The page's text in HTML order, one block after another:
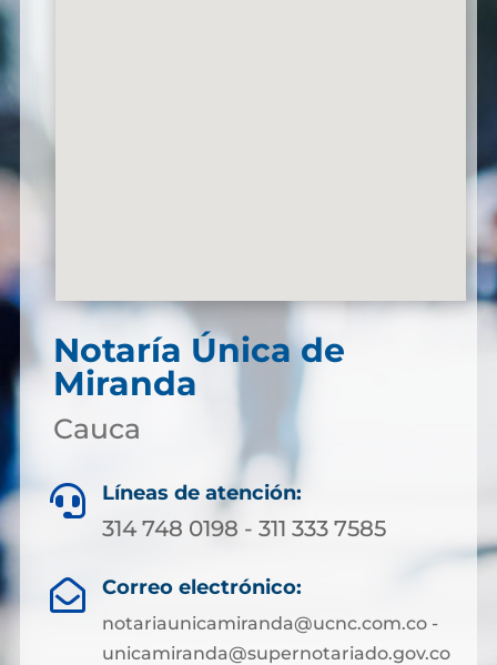
Notaría Única de
Miranda
Cauca
 Líneas de atención:
314 748 0198 - 311 333 7585
 Correo electrónico:
notariaunicamiranda@ucnc.com.co -
unicamiranda@supernotariado.gov.co